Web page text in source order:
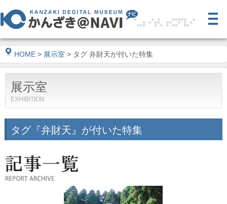
HOME > 展示室 > タグ 弁財天が付いた特集
展示室
EXHIBITION
タグ『弁財天』が付いた特集